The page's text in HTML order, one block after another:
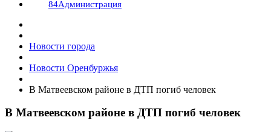
84Администрация
Новости города
Новости Оренбуржья
В Матвеевском районе в ДТП погиб человек
В Матвеевском районе в ДТП погиб человек